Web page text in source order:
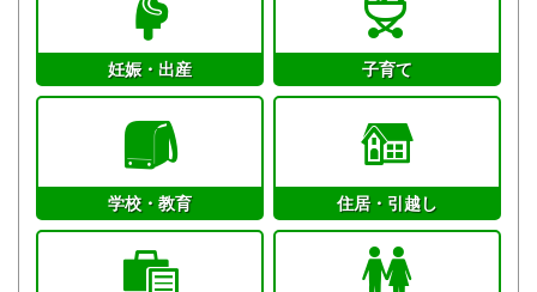
妊娠・出産 子育て
学校・教育 住居・引越し